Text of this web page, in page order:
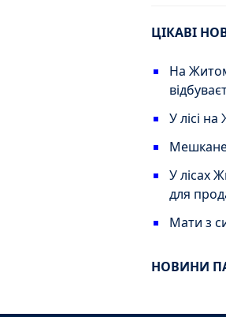
ЦІКАВІ
На
У лісі
У лісах
для
Мати з
НОВИНИ